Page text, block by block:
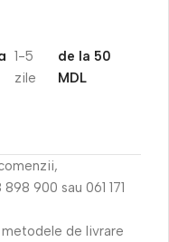
1-5
zile
de la 50
MDL
900 sau 061 171
de livrare